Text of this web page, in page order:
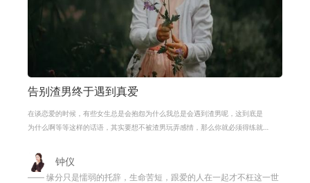
告别渣男终于遇到真爱
在谈恋爱的时候，有些女生总是会抱怨为什么我总是会遇到渣男呢，这到底是
为什么啊等等这样的话语，其实要想不被渣男玩弄感情，那么你就必须得练就
钟仪
—— 缘分只是懦弱的托辞，生命苦短，跟爱的人在一起才不枉这一世